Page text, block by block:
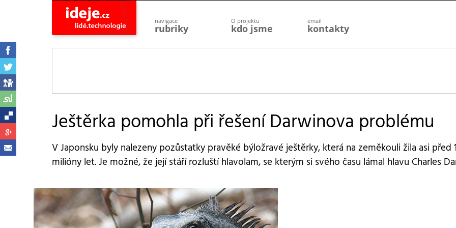
navigace
rubriky
objevy
vynálezy
planeta
přiroda
tajemství
firmy
zdraví
O projektu
kdo jsme
email
kontakty
Ještěrka pomohla při řešení Darwinova problému
V Japonsku byly nalezeny pozůstatky pravěké býložravé ještěrky, která na zeměkouli žila asi před
milióny let. Je možné, že její stáří rozluští hlavolam, se kterým si svého času lámal hlavu Charles